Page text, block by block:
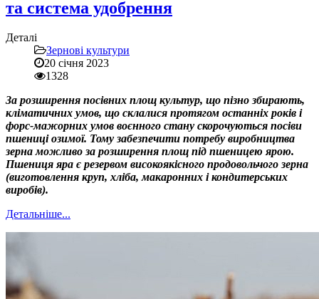
та система удобрення
Деталі
Зернові культури
20 січня 2023
1328
За розширення посівних площ культур, що пізно збирають,
кліматичних умов, що склалися протягом останніх років і
форс-мажорних умов воєнного стану скорочуються посіви
пшениці озимої. Тому забезпечити потребу виробництва
зерна можливо за розширення площ під пшеницею ярою.
Пшениця яра є резервом високоякісного продовольчого зерна
(виготовлення круп, хліба, макаронних і кондитерських
виробів).
Детальніше...